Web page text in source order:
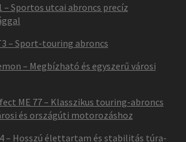
– Sportos utcai abroncs precíz
– Sport-touring abroncs
– Megbízható és egyszerű városi
ME 77 – Klasszikus touring-abroncs
és országúti motorozáshoz
– Hosszú élettartam és stabilitás túra-